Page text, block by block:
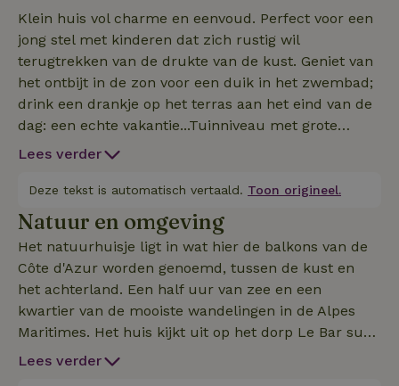
Klein huis vol charme en eenvoud. Perfect voor een
jong stel met kinderen dat zich rustig wil
terugtrekken van de drukte van de kust. Geniet van
het ontbijt in de zon voor een duik in het zwembad;
drink een drankje op het terras aan het eind van de
dag: een echte vakantie...Tuinniveau met grote
woonkamer, piano, volledig uitgeruste open keuken,
van 160 cm en tv.Kleine slaapkamer met bedden
van 180x80 cm (voor een of twee kinderen) en
bureau. Doucheruimte met wasmachine en toilet.
Lees verder
Deze tekst is automatisch vertaald. Toon origineel.
Natuur en omgeving
Het natuurhuisje ligt in wat hier de balkons van de
Côte d'Azur worden genoemd, tussen de kust en
het achterland. Een half uur van zee en een
kwartier van de mooiste wandelingen in de Alpes
Maritimes. Het huis kijkt uit op het dorp Le Bar sur
Loup en biedt ongelooflijk uitzicht op de
Lees verder